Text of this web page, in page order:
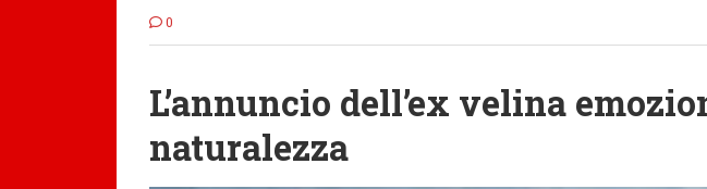
0
L’annuncio dell’ex velina
naturalezza